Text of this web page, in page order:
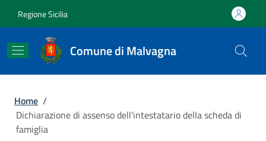
Regione Sicilia
Comune di Malvagna
Briciole di pane
Home /
Dichiarazione di assenso dell'intestatario della scheda di
famiglia